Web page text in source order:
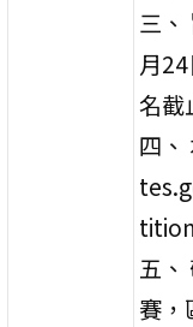
三、
月
名截
四
五、
賽，